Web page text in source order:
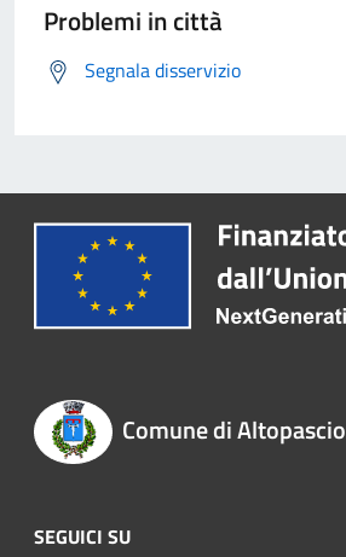
Problemi in città
Segnala disservizio
Comune di Altopascio
SEGUICI SU